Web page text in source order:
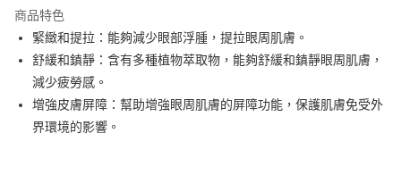
AlipayHK
PayMe
WeChat Pay
其他轉帳方式
商品特色
緊緻和提拉：能夠減少眼部浮腫，提拉眼周肌膚。
舒緩和鎮靜：含有多種植物萃取物，能夠舒緩和鎮靜眼周肌膚，
減少疲勞感。
增強皮膚屏障：幫助增強眼周肌膚的屏障功能，保護肌膚免受外
界環境的影響。